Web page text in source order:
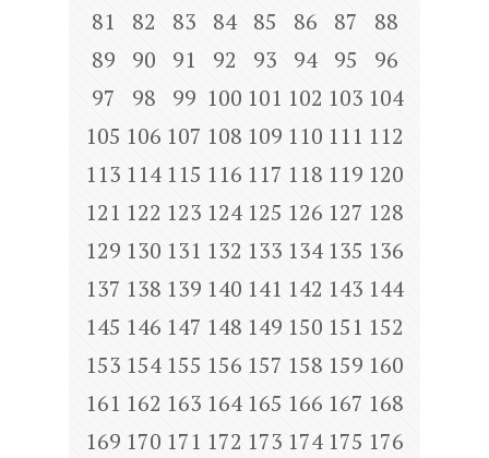
81
82 83 84 85 86 87
88
89
90 91 92 93 94 95
96
97
98 99 100 101 102 103 104
105 106 107 108 109 110 111 112
113 114 115 116 117 118 119 120
121 122 123 124 125 126 127 128
129 130 131 132 133 134 135 136
137 138 139 140 141 142 143 144
145 146 147 148 149 150 151 152
153 154 155 156 157 158 159 160
161 162 163 164 165 166 167 168
169 170 171 172 173 174 175 176